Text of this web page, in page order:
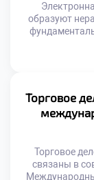
образуют
и
решений
Торговое
Торговое
связаны в